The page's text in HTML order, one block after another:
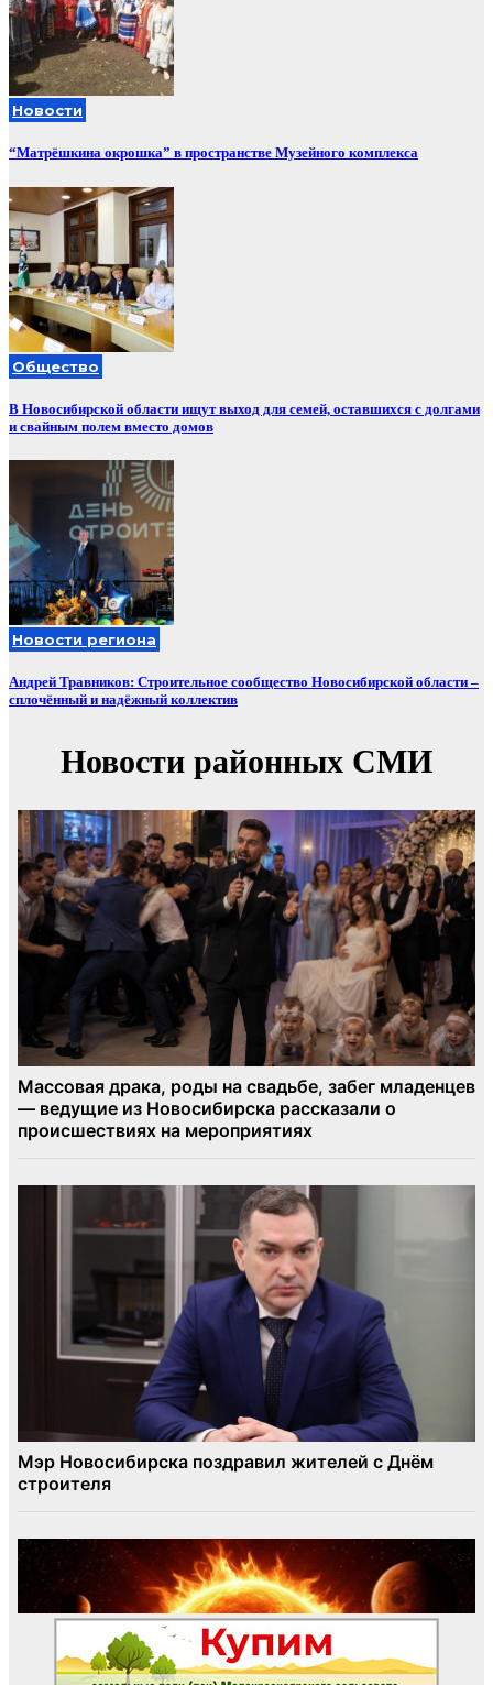
Новости
“Матрёшкина окрошка” в пространстве Музейного комплекса
Общество
В Новосибирской области ищут выход для семей, оставшихся с долгами
и свайным полем вместо домов
Новости региона
Андрей Травников: Строительное сообщество Новосибирской области –
сплочённый и надёжный коллектив